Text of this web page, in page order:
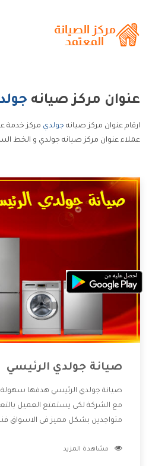
عنوان مركز صيانه
ارقام عنوان مركز صيانه جولدي مركز خدمة
عملاء عنوان مركز صيانه جولدي و الخط
صيانة جولدي الرئيسي
صيانة جولدي الرئيسي هدفها سهولة
مع الشركة لكى يستمتع العميل
متواجدين بشكل مميز فى الاسواق
الشركة بها والتى تكون منها خدمة
مشاهدة المزيد